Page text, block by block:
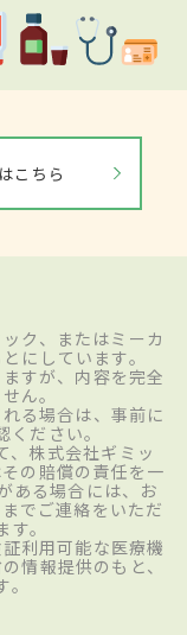
こちら
ク、またはミーカ
にしています。
すが、内容を完全
ん。
る場合は、事前に
ださい。
、株式会社ギミッ
の賠償の責任を一
ある場合には、お
でご連絡をいただ
。
利用可能な医療機
情報提供のもと、